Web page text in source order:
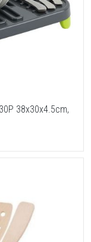
38x30x4.5cm,